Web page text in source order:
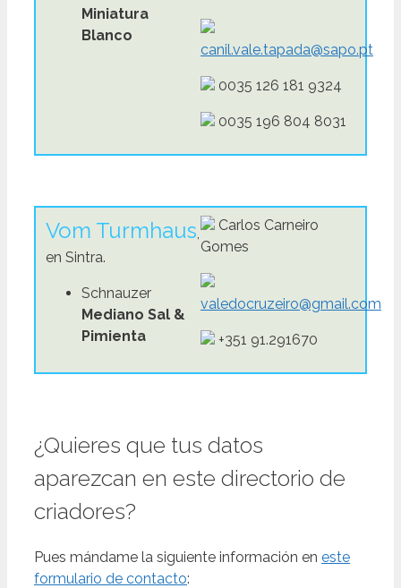
Miniatura
Blanco
canil.vale.tapada@sapo.pt
0035 126 181 9324
0035 196 804 8031
Vom Turmhaus,
en Sintra.
Schnauzer
Mediano Sal &
Pimienta
Carlos Carneiro
Gomes
valedocruzeiro@gmail.com
+351 91.291670
¿Quieres que tus datos
aparezcan en este directorio de
criadores?
Pues mándame la siguiente información en este
formulario de contacto: